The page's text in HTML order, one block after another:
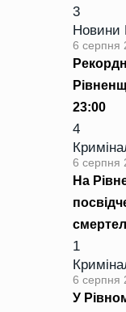
3
Новини
6 серпня
23:00
4
6 серпня
На
1
6 серпня
У